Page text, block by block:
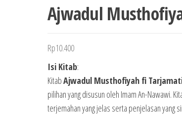
Ajwadul
Rp10.400
Isi Kitab:
KitabAjwadul Musthofiyah fi
pilihan yang disusun oleh Imam An-Nawawi.
terjemahan yang jelas serta penjelasan yang